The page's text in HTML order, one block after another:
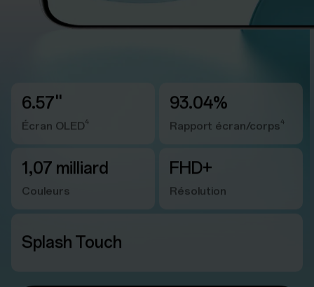
6.57''
Écran OLED4
93.04%
Rapport écran/corps4
1,07 milliard
Couleurs
FHD+
Résolution
Splash Touch